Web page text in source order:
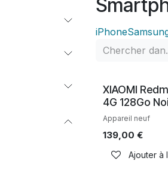
iPhone
Neuf
XIAOMI
4G 128Go
Appareil neuf
139,00 €
Ajouter à